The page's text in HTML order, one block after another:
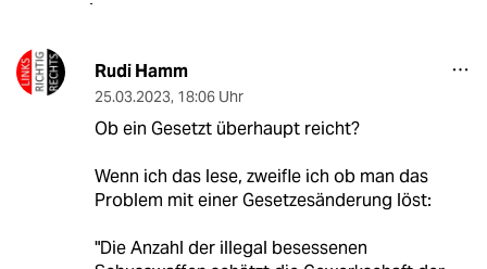
Rudi Hamm
25.03.2023, 18:06 Uhr
Ob ein Gesetzt überhaupt reicht?
Wenn ich das lese, zweifle ich ob man das
Problem mit einer Gesetzesänderung löst:
"Die Anzahl der illegal besessenen